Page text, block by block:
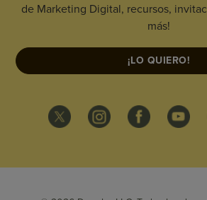
de Marketing Digital, recursos,
más!
¡LO QUIERO!